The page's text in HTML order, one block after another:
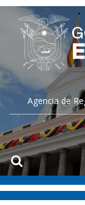
Agencia de